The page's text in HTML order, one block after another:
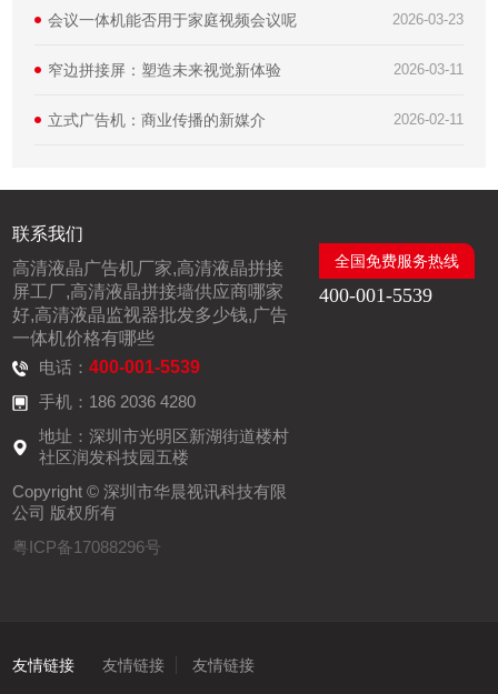
2026-03-23
会议一体机能否用于家庭视频会议呢
2026-03-11
窄边拼接屏：塑造未来视觉新体验
2026-02-11
立式广告机：商业传播的新媒介
联系我们
高清液晶广告机厂家,高清液晶拼接
屏工厂,高清液晶拼接墙供应商哪家
好,高清液晶监视器批发多少钱,广告
一体机价格有哪些
电话：400-001-5539
手机：186 2036 4280
地址：深圳市光明区新湖街道楼村
社区润发科技园五楼
Copyright © 深圳市华晨视讯科技有限
公司 版权所有
粤ICP备17088296号
全国免费服务热线
400-001-5539
友情链接 友情链接 友情链接